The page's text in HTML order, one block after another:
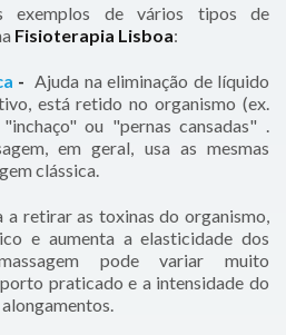
exemplos de vários tipos de
Fisioterapia Lisboa:
- Ajuda na eliminação de líquido
está retido no organismo (ex.
ou "pernas cansadas" .
em geral, usa as mesmas
clássica.
a retirar as toxinas do organismo,
e aumenta a elasticidade dos
pode variar muito
praticado e a intensidade do